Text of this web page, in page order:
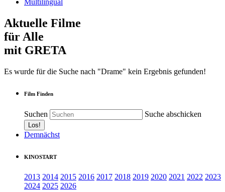
Multilingual
Aktuelle Filme
für Alle
mit GRETA
Es wurde für die Suche nach "Drame" kein Ergebnis gefunden!
Film Finden
Suchen Suche abschicken
Demnächst
KINOSTART
2013 2014 2015 2016 2017 2018 2019 2020 2021 2022 2023
2024 2025 2026